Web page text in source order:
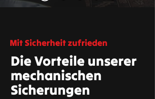
Mit Sicherheit zufrieden
Die Vorteile unserer
mechanischen
Sicherungen